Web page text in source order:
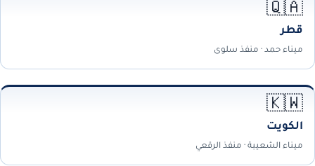
🇶🇦
قطر
ميناء حمد · منفذ سلوى
🇰🇼
الكويت
ميناء الشعيبة · منفذ الرقعي